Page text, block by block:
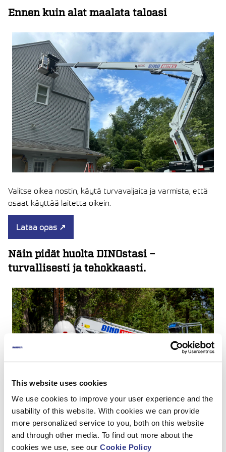
This website uses cookies
We use cookies to improve your user experience and the
usability of this website. With cookies we can provide
more personalized service to you, both on this website
and through other media. To find out more about the
cookies we use, see our Cookie Policy
Ennen kuin alat maalata taloasi
Valitse oikea nostin, käytä turvavaljaita ja varmista, että
osaat käyttää laitetta oikein.
Lataa opas ↗
Näin pidät huolta DINOstasi –
turvallisesti ja tehokkaasti.
DINO kunnossa – sinä turvassa. Katso video!